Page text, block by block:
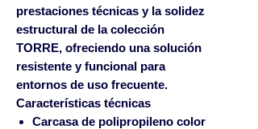
prestaciones técnicas y la solidez
estructural de la colección
TORRE, ofreciendo una solución
resistente y funcional para
entornos de uso frecuente.
Características técnicas
Carcasa de polipropileno color